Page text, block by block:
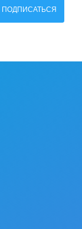
ПОДПИСАТЬСЯ